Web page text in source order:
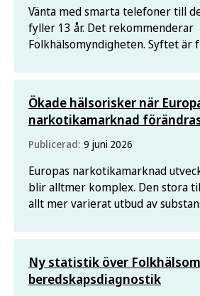
Vänta med smarta telefoner till
fyller 13 år. Det rekommenderar
Folkhälsomyndigheten. Syftet är
sömnproblem eller utvecklar en
användning.
Ökade hälsorisker när
narkotikamarknad
Publicerad: 9 juni 2026
Europas narkotikamarknad
blir alltmer komplex. Den stora
allt mer varierat utbud av
narkotikamyndighet. Även det
Ny statistik över
beredskapsdiagnostik